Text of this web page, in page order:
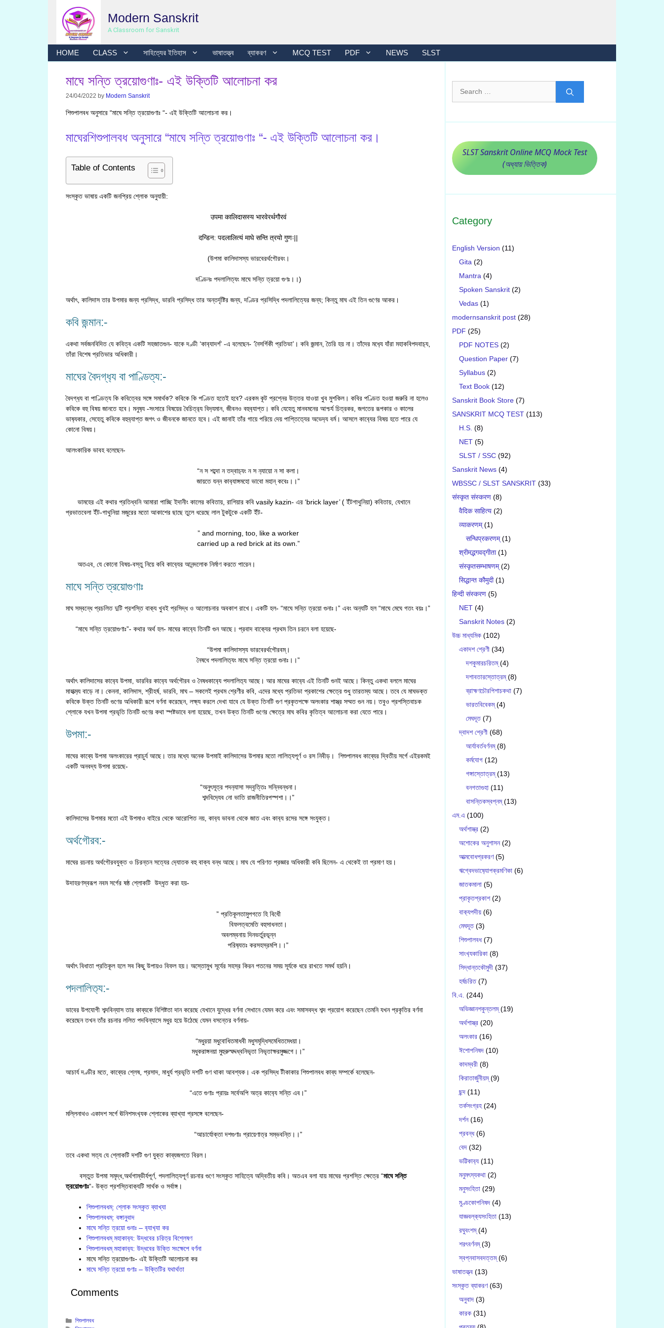
Modern Sanskrit
A Classroom for Sanskrit
HOME CLASS সাহিত্যের ইতিহাস ভাষাতত্ত্ব ব্যাকরণ MCQ TEST PDF NEWS SLST
মাঘে সন্তি ত্রয়োগুণাঃ- এই উক্তিটি আলোচনা কর
24/04/2022 by Modern Sanskrit
শিশুপালবধ অনুসারে “মাঘে সন্তি ত্রয়োগুণাঃ “- এই উক্তিটি আলোচনা কর।
মাঘেরশিশুপালবধ অনুসারে “মাঘে সন্তি ত্রয়োগুণাঃ “- এই উক্তিটি আলোচনা কর।
Table of Contents
সংস্কৃত ভাষায় একটি জনপ্রিয় শ্লোক অনুযায়ী:
उपमा कालिदासस्य भारवेरर्थगौरवं
दन्डिन: पदलालित्यं माघे सन्ति त्रयो गुणः||
(উপমা কালিদাসস্য ভারবেরর্থগৌরবং।
দণ্ডিনঃ পদলালিত্যং মাঘে সন্তি ত্রয়ো গুণঃ।।)
অর্থাৎ, কালিদাস তার উপমার জন্য প্রসিদ্ধ, ভারবি প্রসিদ্ধ তার অন্তর্দৃষ্টির জন্য, দণ্ডির প্রসিদ্ধি পদলালিত্যের জন্য; কিন্তু মাঘ এই তিন গুণের আকর।
কবি জন্মান:-
একথা সর্বজনবিদিত যে কবিত্ব একটি সহজাতগুন- যাকে দণ্ডী ‘কাব‍্যাদর্শ’ -এ বলেছেন- ‘নৈসর্গিকী প্রতিভা’। কবি জন্মান, তৈরি হয় না। তাঁদের মধ‍্যে ‍যাঁরা মহাকবিপদবাচ‍্য,
তাঁরা বিশেষ প্রতিভার অধিকারী।
মাঘের বৈদগ্ধ‍্য বা পাণ্ডিত্য:-
বৈদগ্ধ‍্য বা পাণ্ডিত্য কি কবিত্বের সঙ্গে সমার্থক? কবিকে কি পণ্ডিত হতেই হবে? এরকম কূট প্রশ্নের উত্তর যাওয়া খুব মুশকিল। কবির পণ্ডিত হওয়া জরুরি না হলেও
কবিকে বহু বিষয় জানতে হবে। মনুষ‍্য -সংসারে বিষয়ের বৈচিত্র‍্য বিদ‍্যমান, জীবনও বহুব‍্যাপ্ত। কবি যেহেতু মানবমনের আশ্চর্য চিত্রকর, জগতের রূপকার ও কালের
ভাষ‍্যকার, সেহেতু কবিকে বহুব‍্যাপ্ত জগৎ ও জীবনকে জানতে হবে। এই জানাই তাঁর গায়ে পরিয়ে দেয় পাপ্তিত‍্যের অভেদ‍্য বর্ম। আসলে কাব‍্যের বিষয় হতে পারে যে
কোনো বিষয়।
আলংকারিক ভাবহ বলেছেন-
“ন স শব্দো ন তদ্বাচ‍্যং ন স ন‍্যায়ো ন সা কলা।
জায়তে যন্ন কাব‍্যাঙ্গমহো ভাবো মহান্ কবেঃ।।”
ভামহের এই কথার প্রতিধ্বনি আমারা পাচ্ছি ইদানীং কালের কবিতায়, রাশিয়ার কবি vasily kazin- এর ‘brick layer’ ( ইঁটগাথুনিয়া) কবিতায়, যেখানে
প্রভাতবেলা ইঁট-গাথুনিয়া মজুরের মতো আকাশের ছাছে তুলে ধরেছে লাল টুকটুকে একটি ইঁট-
” and morning, too, like a worker
carried up a red brick at its own.”
অতএব, যে কোনো বিষয়-বস্তু নিয়ে কবি কাব‍্যের আনন্দলোক নির্মাণ করতে পারেন।
মাঘে সন্তি ত্রয়োগুণাঃ
মাঘ সম্বন্ধে প্রচলিত দুটি প্রশস্তি বাক‍্য খুবই প্রসিদ্ধ ও আলোচনার অবকাশ রাখে। একটি হল- “মাঘে সন্তি ত্রয়ো গুনাঃ।” এবং অন‍্যটি হল “মাঘে মেঘে গতং বয়ঃ।”
“মাঘে সন্তি ত্রয়োগুণাঃ”- কথার অর্থ হল- মাঘের কাব‍্যে তিনটি গুন আছে। প্রবাদ বাক‍্যের প্রথম তিন চরনে বলা হয়েছে-
“উপমা কালিদাসস‍্য ভারবেরর্থগৌরবম্।
নৈষধে পদলালিত‍্যং মাঘে সন্তি ত্রয়ো গুনাঃ।।”
অর্থাৎ কালিদাসের কাব‍্যে উপমা, ভারবির কাব‍্যে অর্থগৌরব ও নৈষধকাব‍্যে পদলালিত‍্য আছে। আর মাঘের কাব‍্যে এই তিনটি গুনই আছে। কিন্তু একথা বললে মাঘের
মাহাত্ম‍্য বাড়ে না। কেননা, কালিদাস, শ্রীহর্ষ, ভারবি, মাঘ – সকলেই প্রথম শ্রেণীর কবি, এদের মধ্যে প্রতিভা প্রকাশের ক্ষেত্রে শুধু তারতম্য আছে। তবে যে মাঘভক্ত
কবিকে উক্ত তিনটি গুণের অধিকারী রূপে বর্ণনা করেছেন, লক্ষ্য করলে দেখা যাবে যে উক্ত তিনটি গুণ প্রকৃতপক্ষে অলংকার শাস্ত্র সম্মত গুন নয়। তবুও প্রশস্তিবাচক
শ্লোকে যখন উপমা প্রভৃতি তিনটি গুণের কথা স্পষ্টভাবে বলা হয়েছে, তখন উক্ত তিনটি গুণের ক্ষেত্রে মাঘ কবির কৃতিত্ব আলোচনা করা যেতে পারে।
উপমা:-
মাঘের কাব্যে উপমা অলংকারের প্রাচুর্য আছে। তার মধ্যে অনেক উপমাই কালিদাসের উপমার মতো লালিত‍্যপূর্ণ ও রস নিবীড়। শিশুপালবধ কাব্যের দ্বিতীয় সর্গে এইরকমই
একটি অনবদ্য উপমা রয়েছে-
“অনুৎসূত্র পদন‍্যাসা সদ্বৃত্তিঃ সন্নিবন্ধনা।
শব্দবিদ‍্যেব নো ভাতি রাজনীতিরপস্পশা।।”
কালিদাসের উপমার মতো এই উপমাও বাইরে থেকে আরোপিত নয়, কাব‍্য ভাবনা থেকে জাত এবং কাব‍্য রসের সঙ্গে সংযুক্ত।
অর্থগৌরব:-
মাঘের রচনায় অর্থগৌরবযুক্ত ও চিরন্তন সত্যের দ‍্যোতক বহু বাক্য বন্ধ আছে। মাঘ যে পরিণত প্রজ্ঞার অধিকারী কবি ছিলেন- এ থেকেই তা প্রমাণ হয়।
উদাহরণস্বরূপ নবম সর্গের ষষ্ঠ শ্লোকটি উদ্ধৃত করা হয়-
” প্রতিকূলতামুপগতে হি বির্ধৌ
বিফলত্বমেতি বহুসাধনতা।
অবলম্বনায় দিনভর্তুরভূন্ন
পরিষ‍্যতঃ করসহস্রমপি।।”
অর্থাৎ বিধাতা প্রতিকূল হলে সব কিছু উপায়ও বিফল হয়। অস্তোমুখ সূর্যের সহস্র কিরন পতনের সময় সূর্যকে ধরে রাখতে সমর্থ হয়নি।
পদলালিত‍্য:-
ভাবের উপযোগী শব্দবিন্যাস তার কাব্যকে বিশিষ্টতা দান করেছে যেখানে যুদ্ধের বর্ণনা সেখানে যেমন করে এবং সমাসবদ্ধ শব্দ প্রয়োগ করেছেন তেমনি যখন প্রকৃতির বর্ণনা
করেছেন তখন তাঁর রচনার ললিত পদবিন্যাসে মধুর হয়ে উঠেছে যেমন বসন্তের বর্ণনায়-
“মধুরয়া মধুবোধিতমাধবী মধুসমৃদ্ধিসমেধিতমেধয়া।
মধুকরাঙ্গনয়া মুহুরুস্মদ্দধ্বনিভৃতা নিভৃতাক্ষরমুজ্জগে।।”
আচার্য দণ্ডীর মতে, কাব্যের শ্লেষ, প্রসাদ, মাধুর্য প্রভৃতি দশটি গুণ থাকা আবশ্যক। এক প্রসিদ্ধ টীকাকার শিশুপালবধ কাব্য সম্পর্কে বলেছেন-
“এতে গুণাঃ প্রায়ঃ সর্বেঅপি অত্র কাব‍্যে সন্তি এব।”
মল্লিনাথও একাদশ সর্গে ঊনিশসংখ‍্যক শ্লোকের ব্যাখ্যা প্রসঙ্গে বলেছেন-
“আচার্যোক্তা দশগুণাঃ প্রায়েণাত্র সম্ভবন্তি।।”
তবে একথা সত্য যে শ্লোকটি দশটি গুণ যুক্ত কাব্যজগতে বিরল।
বস্তুত উপমা সমৃদ্ধ,অর্থগাম্ভীর্যপূর্ণ, পদলালিত‍্যপূর্ণ রচনার গুণে সংস্কৃত সাহিত্যে অদ্বিতীয় কবি। অতএব বলা যায় মাঘের প্রশস্তি ক্ষেত্রে “মাঘে সন্তি
ত্রয়োগুণাঃ“- উক্ত প্রশস্তিবাক‍্যটি সার্থক ও সর্বাঙ্গ।
শিশুপালবধম্: শ্লোক সংস্কৃত ব্যাখ্যা
শিশুপালবধম্: বঙ্গানুবাদ
মাঘে সন্তি ত্রয়ো গুনাঃ – ব‍্যাখ‍্যা কর
শিশুপালবধম্ মহাকাব‍্য: উদ্ধবের চরিত্র বিশ্লেষণ
শিশুপালবধম্ মহাকাব‍্য: উদ্ধবের উক্তি সংক্ষেপে বর্ণনা
মাঘে সন্তি ত্রয়োগুণাঃ- এই উক্তিটি আলোচনা কর
মাঘে সন্তি ত্রয়ো গুণাঃ – উক্তিটির যথার্থতা
Comments
Categories
শিশুপালবধ
for:
SLST Sanskrit Online MCQ Mock Test
(অধ্যায় ভিত্তিক)
Category
English Version (11)
Gita (2)
Mantra (4)
Spoken Sanskrit (2)
Vedas (1)
modernsanskrit post (28)
PDF (25)
PDF NOTES (2)
Question Paper (7)
Syllabus (2)
Text Book (12)
Sanskrit Book Store (7)
SANSKRIT MCQ TEST (113)
H.S. (8)
NET (5)
SLST / SSC (92)
Sanskrit News (4)
WBSSC / SLST SANSKRIT (33)
संस्कृत संस्करण (8)
वैदिक साहित्य (2)
व्याकरणम्(1)
सन्धिप्रकरणम्(1)
श्रीमद्भगवद्गीता(1)
संस्कृतसम्भाषणम्(2)
सिद्धान्त कौमुदी(1)
हिन्दी संस्करण (5)
NET (4)
Sanskrit Notes (2)
উচ্চ মাধ্যমিক (102)
একাদশ শ্রেণী (34)
দশকুমারচরিতম্(4)
দশাবতারস্তোত্রম্(8)
ব্রাহ্মণচৌরপিশাচকথা (7)
ভারতবিবেকম্(4)
মেঘদূত(7)
দ্বাদশ শ্রেণী (68)
আর্যাবর্তবর্ণনম্(8)
কর্মযোগ (12)
গঙ্গাস্তোত্রম্(13)
বনগতাগুহা (11)
বাসন্তিকস্বপ্নম্(13)
এম.এ (100)
অর্থশাস্ত্র (2)
অশোকের অনুশাসন(2)
আত্মবোধপ্রকরণ(5)
ঋগ্বেদভাষ‍্যোপক্রমণিকা (6)
জাতকমালা (5)
প্রাকৃতপ্রকাশ(2)
বাক‍্যপদীয় (6)
মেঘদূত(3)
শিশুপালবধ(7)
সাংখ‍্যকারিকা (8)
সিদ্ধান্তকৌমুদী (37)
হর্ষচরিত(7)
বি.এ. (244)
অভিজ্ঞানশকুন্তলম্(19)
অর্থশাস্ত্র (20)
অলংকার (16)
ঈশোপনিষদ (10)
কাদম্বরী (8)
কিরাতার্জুনীয়ম্(9)
ছন্দ (11)
তর্কসংগ্রহ(24)
দর্শন(16)
প্রবন্ধ(6)
বেদ (32)
ভট্টিকাব‍্য (11)
মনুমৎস্যকথা (2)
মনুসংহিতা (29)
মুণ্ডকোপনিষদ (4)
যাজ্ঞবল্ক‍্যসংহিতা (13)
রঘুবংশম্(4)
শরৎবর্ণনম্(3)
স্বপ্নবাসবদত্তম্(6)
ভাষাতত্ত্ব (13)
সংস্কৃত ব্যাকরণ(63)
অনুবাদ (3)
কারক (31)